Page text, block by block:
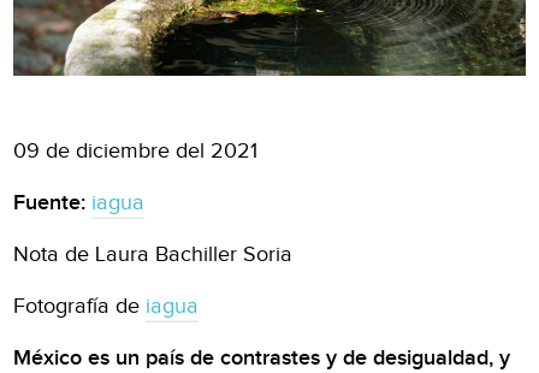
09 de diciembre del 2021
Fuente: iagua
Nota de Laura Bachiller Soria
Fotografía de iagua
México es un país de contrastes y de desigualdad, y